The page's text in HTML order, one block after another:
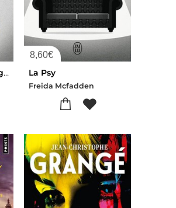
La Femme De Menage Voit Tout
8,60€
La Psy
Freida Mcfadden